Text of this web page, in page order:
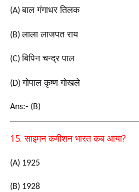
(A)बाल गंगाधर तिलक
(B)लाला लाजपत राय
(C)बिपिन चन्द्र पाल
(D)गोपाल कृष्ण गोखले
Ans:- (B)
15.साइमन कमीशन भारत कब आया?
(A) 1925
(B) 1928